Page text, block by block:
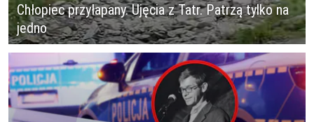
Chłopiec przyłapany. Ujęcia z Tatr. Patrzą tylko na
jedno